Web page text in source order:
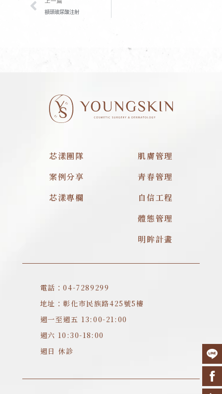
額頭玻尿酸注射
芯漾團隊
案例分享
芯漾專欄
肌膚管理
青春管理
自信工程
體態管理
明眸計畫
電話：04-7289299
地址：彰化市民族路425號5樓
週一至週五 13:00-21:00
週六 10:30-18:00
週日 休診